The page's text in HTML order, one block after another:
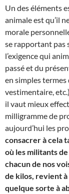
Un des éléments
animale est qu’il
morale
se rapportant pas
l’exigence qui
passé et du
en simples
vestimentaire,
il vaut mieux
milligramme de
aujourd’hui les
consacrer à cela
où les militants
chacun de nos
de kilos, revient
quelque sorte à